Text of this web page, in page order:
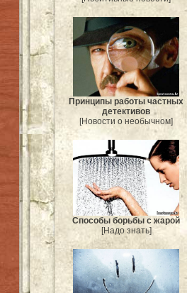
Принципы работы частных
детективов
[Новости о необычном]
Способы борьбы с жарой
[Надо знать]